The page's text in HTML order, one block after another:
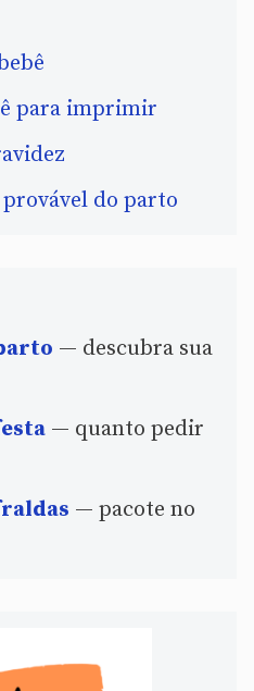
para imprimir
do parto
— descubra sua
— quanto pedir
— pacote no